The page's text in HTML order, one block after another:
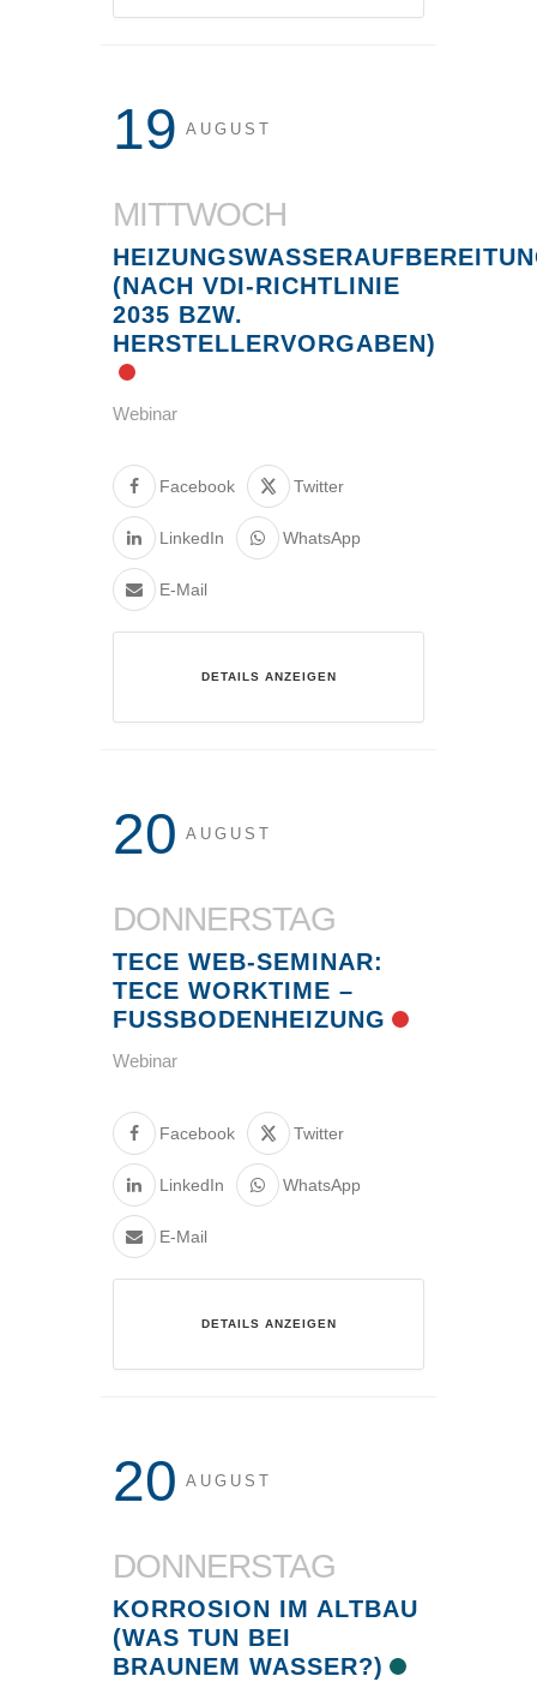
19 AUGUST
MITTWOCH
(NACH VDI-RICHTLINIE
2035 BZW.
HERSTELLERVORGABEN)
Webinar
Facebook Twitter
LinkedIn WhatsApp
E-Mail
DETAILS ANZEIGEN
20 AUGUST
DONNERSTAG
TECE WEB-SEMINAR:
TECE WORKTIME –
FUSSBODENHEIZUNG
Webinar
Facebook Twitter
LinkedIn WhatsApp
E-Mail
DETAILS ANZEIGEN
20 AUGUST
DONNERSTAG
KORROSION IM ALTBAU
(WAS TUN BEI
BRAUNEM WASSER?)